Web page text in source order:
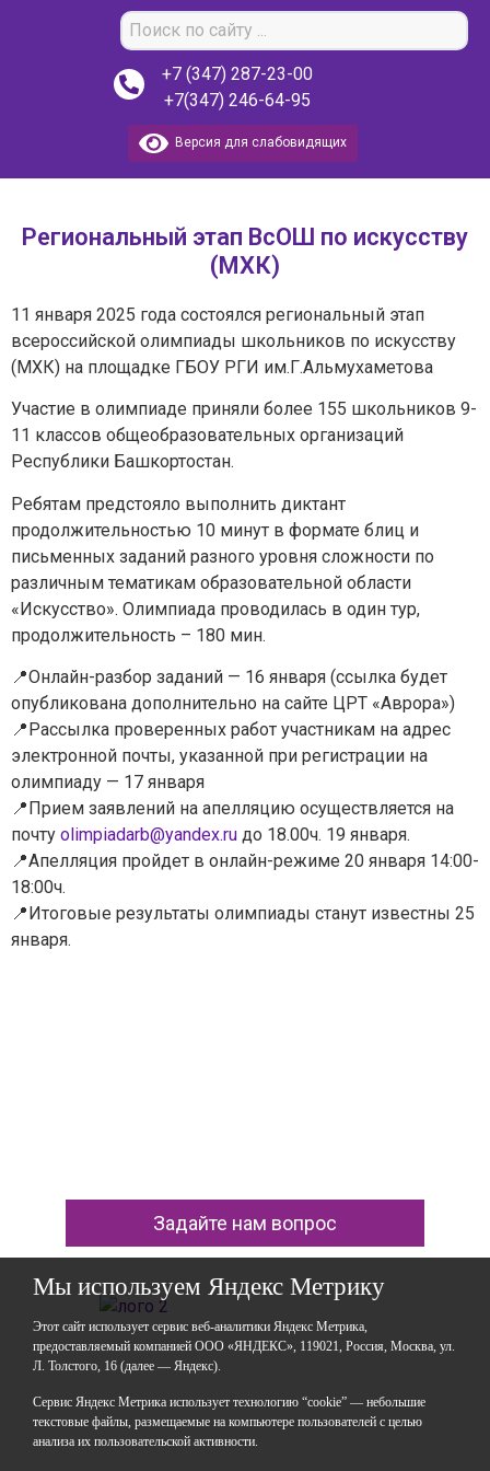
+7 (347) 287-23-00
+7(347) 246-64-95
Версия для слабовидящих
Региональный этап ВсОШ по искусству
(МХК)
11 января 2025 года состоялся региональный этап
всероссийской олимпиады школьников по искусству
(МХК) на площадке ГБОУ РГИ им.Г.Альмухаметова
Участие в олимпиаде приняли более 155 школьников 9-
11 классов общеобразовательных организаций
Республики Башкортостан.
Ребятам предстояло выполнить диктант
продолжительностью 10 минут в формате блиц и
письменных заданий разного уровня сложности по
различным тематикам образовательной области
«Искусство». Олимпиада проводилась в один тур,
продолжительность – 180 мин.
📍Онлайн-разбор заданий — 16 января (ссылка будет
опубликована дополнительно на сайте ЦРТ «Аврора»)
📍Рассылка проверенных работ участникам на адрес
электронной почты, указанной при регистрации на
олимпиаду — 17 января
📍Прием заявлений на апелляцию осуществляется на
почту olimpiadarb@yandex.ru до 18.00ч. 19 января.
📍Апелляция пройдет в онлайн-режиме 20 января 14:00-
18:00ч.
📍Итоговые результаты олимпиады станут известны 25
января.
Задайте нам вопрос
Мы используем Яндекс Метрику
Этот сайт использует сервис веб-аналитики Яндекс Метрика,
предоставляемый компанией ООО «ЯНДЕКС», 119021, Россия, Москва, ул.
Л. Толстого, 16 (далее — Яндекс).
Сервис Яндекс Метрика использует технологию “cookie” — небольшие
текстовые файлы, размещаемые на компьютере пользователей с целью
анализа их пользовательской активности.
ГАОУДО «Центр развития талантов «Аврора»
ИНН: 0277946670
ОГРН: 119028008662
Юридический адрес: 450112, Российская Федерация,
Задайте нам вопрос
Для заполнения данной формы включите
JavaScript в браузере.
Эл. почта*